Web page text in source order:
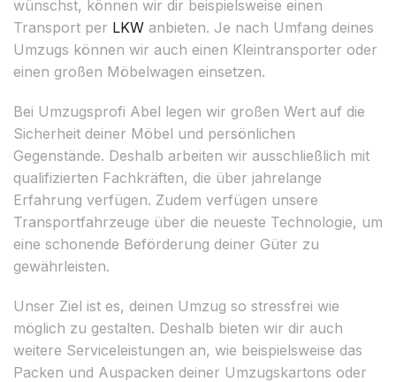
wünschst, können wir dir beispielsweise einen
Transport per LKW anbieten. Je nach Umfang deines
Umzugs können wir auch einen Kleintransporter oder
einen großen Möbelwagen einsetzen.
Bei Umzugsprofi Abel legen wir großen Wert auf die
Sicherheit deiner Möbel und persönlichen
Gegenstände. Deshalb arbeiten wir ausschließlich mit
qualifizierten Fachkräften, die über jahrelange
Erfahrung verfügen. Zudem verfügen unsere
Transportfahrzeuge über die neueste Technologie, um
eine schonende Beförderung deiner Güter zu
gewährleisten.
Unser Ziel ist es, deinen Umzug so stressfrei wie
möglich zu gestalten. Deshalb bieten wir dir auch
weitere Serviceleistungen an, wie beispielsweise das
Packen und Auspacken deiner Umzugskartons oder